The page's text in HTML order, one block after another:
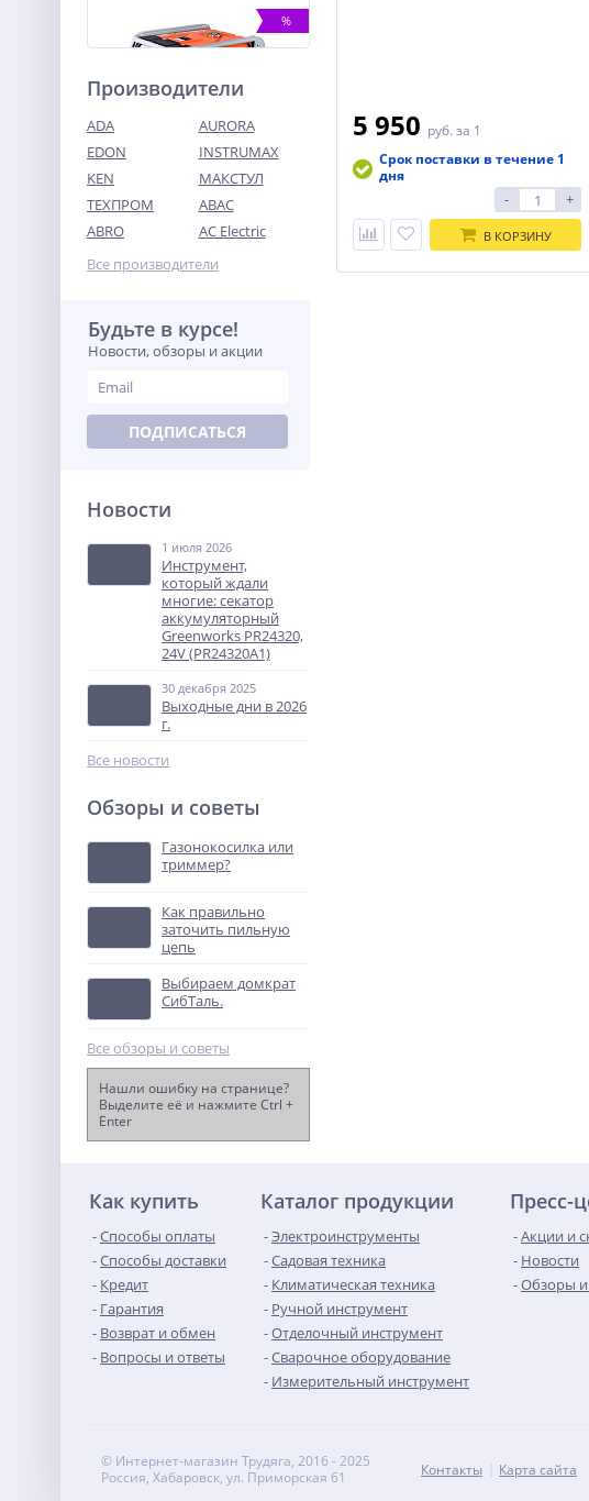
%
Генератор бензиновый
TOR KM8000H
54 143
Воздуходув
Greenworks GD82ABII, 82V,
бесщеточный, без АКБ и
ЗУ (2407007)
10 990руб.
%
Генератор бензиновый
запуска и колесами
28 697
%
Виброплита реверсивная
TOR TK-150 Loncin
Производители
ADA
AURORA
EDON
INSTRUMAX
KEN
МАКСТУЛ
ТЕХПРОМ
ABAC
ABRO
AC Electric
Все производители
Будьте в курсе!
Новости, обзоры и акции
ПОДПИСАТЬСЯ
Новости
1 июля 2026
Инструмент,
который ждали
многие: секатор
аккумуляторный
Greenworks PR24320,
24V (PR24320A1)
30 декабря 2025
Выходные дни в 2026
г.
Все новости
Обзоры и советы
Газонокосилка или
триммер?
Как правильно
заточить пильную
цепь
Выбираем домкрат
СибТаль.
Все обзоры и советы
Нашли ошибку на странице?
Выделите её и нажмите Ctrl +
Enter
5 950 руб. за 1
Срок поставки в течение 1
дня
- +
В КОРЗИНУ
Как купить
Способы оплаты
Способы доставки
Кредит
Гарантия
Возврат и обмен
Вопросы и ответы
Каталог продукции
Электроинструменты
Садовая техника
Климатическая техника
Ручной инструмент
Отделочный инструмент
Сварочное оборудование
Измерительный инструмент
Пресс-
Акции и
Новости
Обзоры и
© Интернет-магазин Трудяга, 2016 - 2025
Россия, Хабаровск, ул. Приморская 61
Контакты Карта сайта